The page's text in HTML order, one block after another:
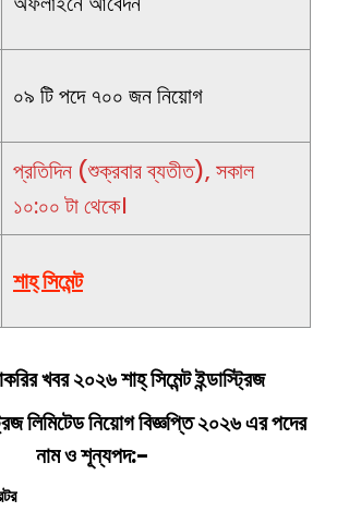
০৯ টি পদে ৭০০ জন নিয়োগ
প্রতিদিন (শুক্রবার ব্যতীত), সকাল
১০:০০ টা থেকে।
শাহ্ সিমেন্ট
খবর ২০২৬শাহ্ সিমেন্ট ইন্ডাস্ট্রিজ
লিমিটেডনিয়োগ বিজ্ঞপ্তি২০২৬ এর পদের
নাম ও শূন্যপদ:-